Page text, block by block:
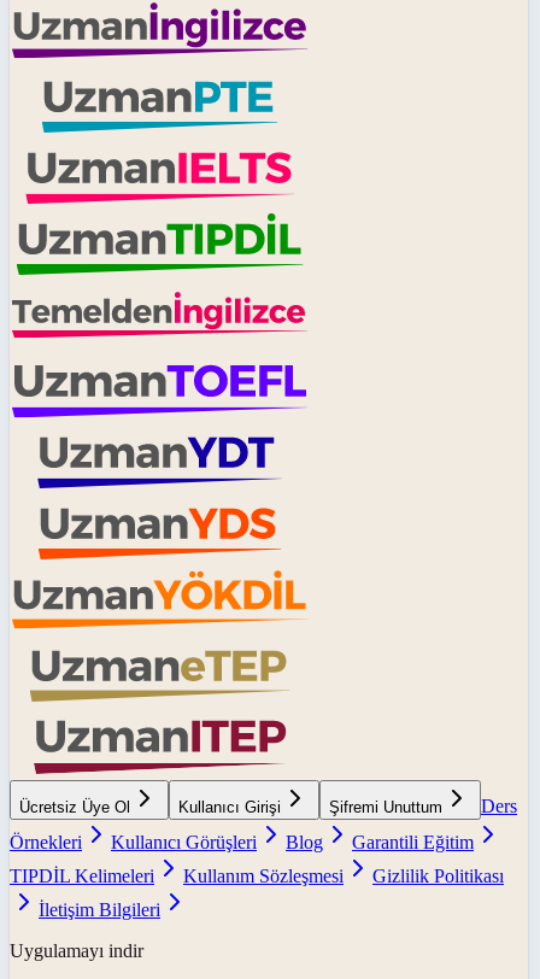
Ücretsiz Üye Ol Kullanıcı Girişi Şifremi Unuttum
Ders
Örnekleri
Kullanıcı Görüşleri Blog
Garantili Eğitim
TIPDİL Kelimeleri
Kullanım Sözleşmesi
Gizlilik Politikası
İletişim Bilgileri
Uygulamayı indir